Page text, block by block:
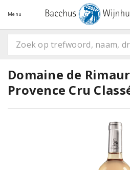
Menu
Domaine de
Provence Cru